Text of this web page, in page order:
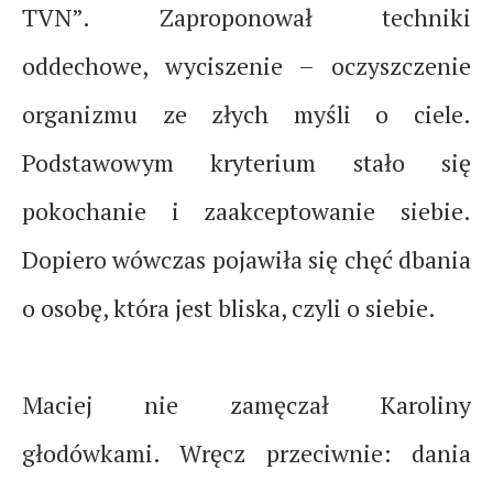
TVN”. Zaproponował techniki
oddechowe, wyciszenie – oczyszczenie
organizmu ze złych myśli o ciele.
Podstawowym kryterium stało się
pokochanie i zaakceptowanie siebie.
Dopiero wówczas pojawiła się chęć dbania
o osobę, która jest bliska, czyli o siebie.
Maciej nie zamęczał Karoliny
głodówkami. Wręcz przeciwnie: dania